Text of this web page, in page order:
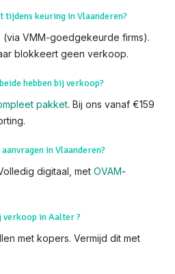
tijdens keuring in Vlaanderen?
VMM-goedgekeurde firms).
blokkeert geen verkoop.
hebben bij verkoop?
pakket. Bij ons vanaf €159
in Vlaanderen?
digitaal, met OVAM-
verkoop in Aalter ?
met kopers. Vermijd dit met